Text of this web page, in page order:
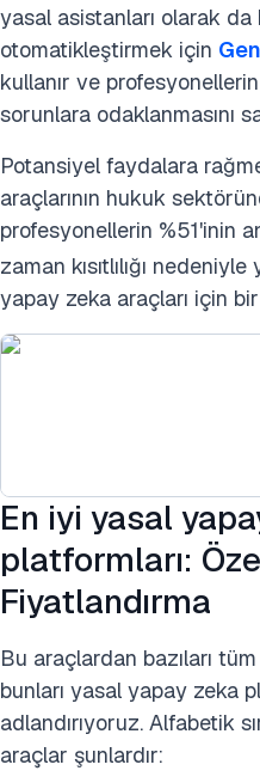
yasal asistanları olarak
otomatikleştirmek için
kullanır ve
sorunlara odaklanmasını
Potansiyel faydalara
araçlarının hukuk
profesyonellerin %51'inin
zaman kısıtlılığı
yapay zeka araçları için
En iyi yasal
platformları:
Fiyatlandırma
Bu araçlardan bazıları
bunları yasal yapay zeka
adlandırıyoruz. Alfabetik
araçlar şunlardır: